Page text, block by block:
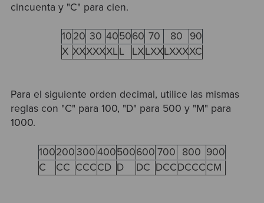
cincuenta y "C" para cien.
1020 30 405060 70 80
90
X XXXXXXLL LXLXXLXXXXC
Para el siguiente orden decimal, utilice las mismas
reglas con "C" para 100, "D" para 500 y "M" para
1000.
100200 300400500600 700 800 900
C
CC CCCCD D DC DCCDCCCCM